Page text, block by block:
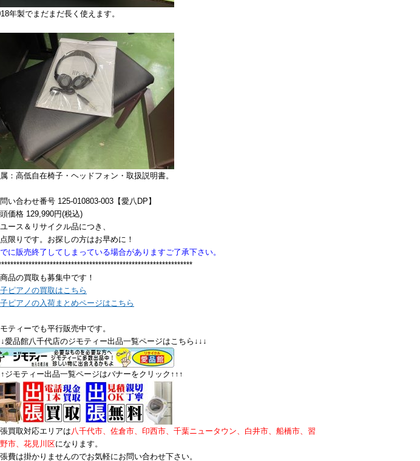
年製でまだまだ長く使えます。
：高低自在椅子・ヘッドフォン・取扱説明書。
い合わせ番号 125-010803-003【愛八DP】
価格 129,990円(税込)
ース＆リサイクル品につき、
点限りです。お探しの方はお早めに！
に販売終了してしまっている場合がありますご了承下さい。
品の買取も募集中です！
ピアノの買取はこちら
ピアノの入荷まとめページはこちら
ティーでも平行販売中です。
愛品館八千代店のジモティー出品一覧ページはこちら↓↓↓
ジモティー出品一覧ページはバナーをクリック↑↑↑
買取対応エリアは八千代市、佐倉市、印西市、千葉ニュータウン、白井市、船橋市、習
市、花見川区になります。
費は掛かりませんのでお気軽にお問い合わせ下さい。